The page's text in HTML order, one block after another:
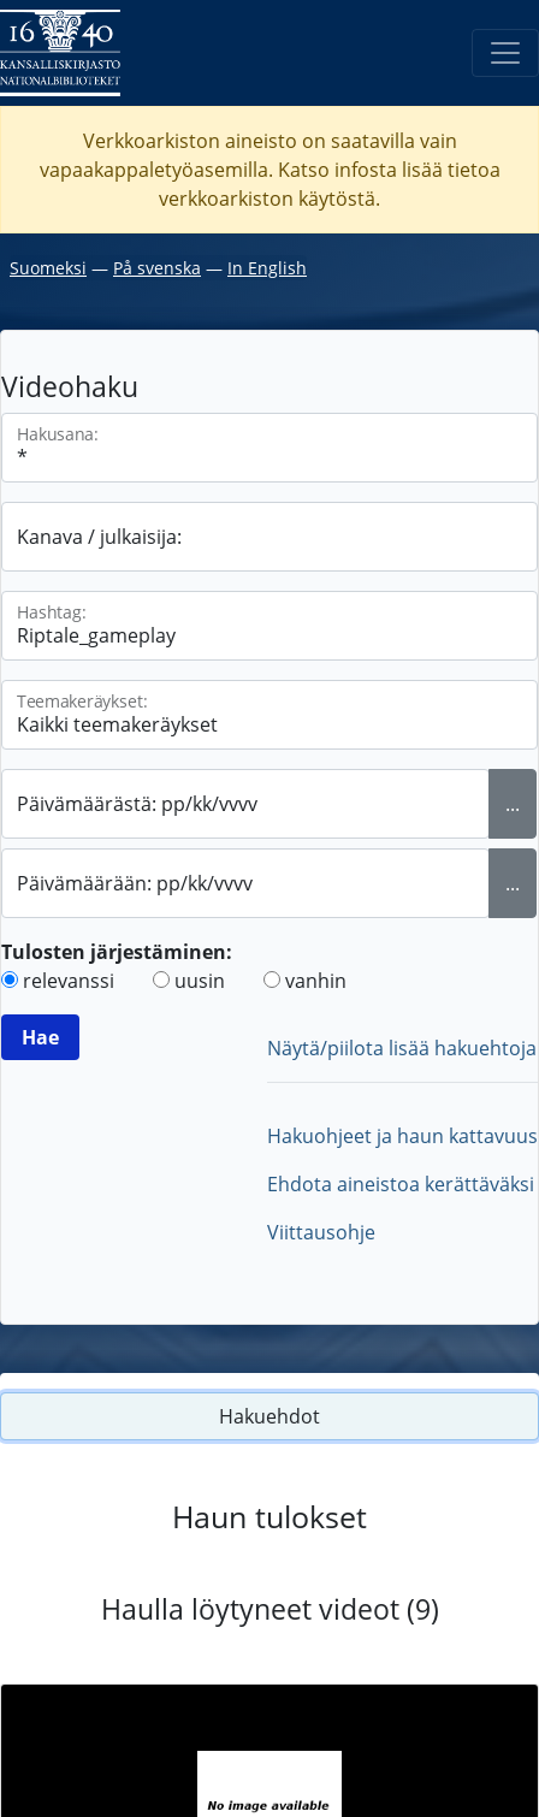
Verkkoarkiston aineisto on saatavilla vain
vapaakappaletyöasemilla. Katso infosta lisää tietoa
verkkoarkiston käytöstä.
Suomeksi ― På svenska ― In English
Videohaku
Hakusana:
Kanava / julkaisija:
Hashtag:
Teemakeräykset:
Päivämäärästä: pp/kk/vvvv ...
Päivämäärään: pp/kk/vvvv ...
Tulosten järjestäminen:
relevanssi
uusin vanhin
Näytä/piilota lisää hakuehtoja
Hakuohjeet ja haun kattavuus
Ehdota aineistoa kerättäväksi
Viittausohje
Hakuehdot
Haun tulokset
Haulla löytyneet videot (9)